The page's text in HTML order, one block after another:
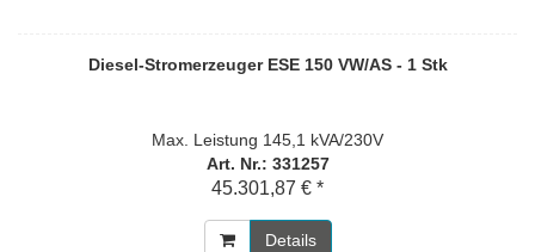
Diesel-Stromerzeuger ESE 150 VW/AS - 1 Stk
Max. Leistung 145,1 kVA/230V
Art. Nr.: 331257
45.301,87 € *
Details